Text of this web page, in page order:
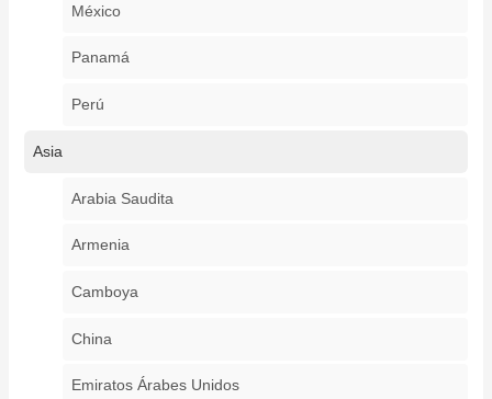
México
Panamá
Perú
Asia
Arabia Saudita
Armenia
Camboya
China
Emiratos Árabes Unidos